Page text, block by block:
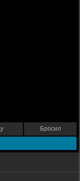
Бросил